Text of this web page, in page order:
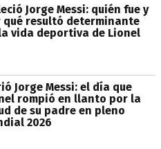
Jorge Messi: quién fue y
qué resultó determinante
vida deportiva de Lionel
Jorge Messi: el día que
rompió en llanto por la
de su padre en pleno
2026